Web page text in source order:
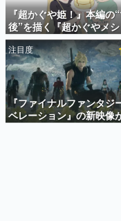
インタビュー
連載・特
殿堂入
SNS拡散数
ど。多く
事をまとめ
『超かぐや姫！』本編の
後”を描く『超かぐやメシ
Web連載決定。新たな
ガレーベル「ビビビコミ
にて特別話が掲載スター
のお話には…まだ続きが
注目度
『ファイナルファンタジ
ベレーション』の新映像
26日早朝に公開へ。『